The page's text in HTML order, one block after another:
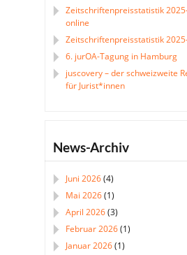
Zeitschriftenpreisstatistik
online
Zeitschriftenpreisstatistik
6. jurOA-Tagung in Hamburg
juscovery – der schweizweite
für Jurist*innen
News-Archiv
Juni 2026(4)
Mai 2026(1)
April 2026(3)
Februar 2026(1)
Januar 2026(1)